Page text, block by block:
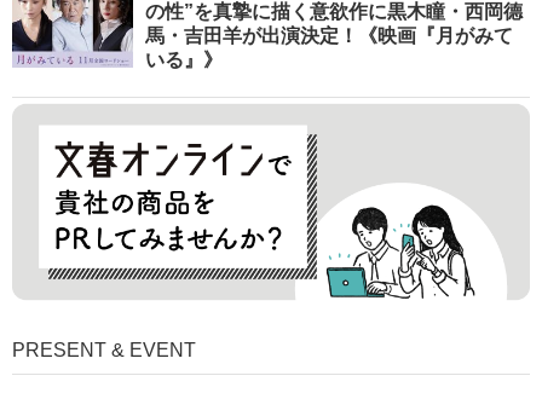
の性”を真摯に描く意欲作に黒木瞳・西岡德
馬・吉田羊が出演決定！《映画『月がみて
いる』》
PRESENT & EVENT